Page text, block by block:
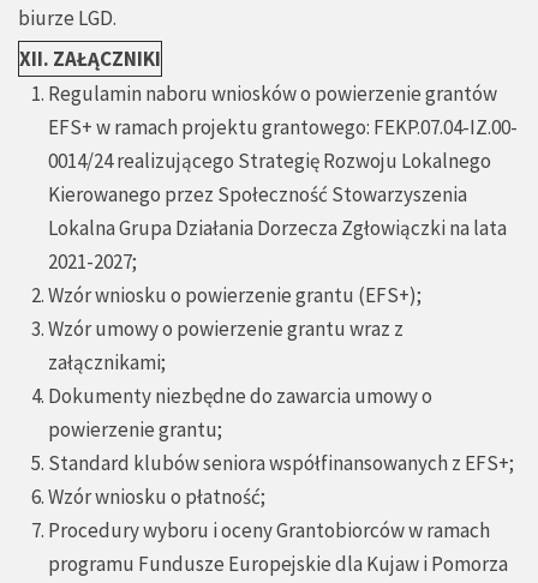
biurze LGD.
XII. ZAŁĄCZNIKI
Regulamin naboru wniosków o powierzenie grantów
EFS+ w ramach projektu grantowego: FEKP.07.04-IZ.00-
0014/24 realizującego Strategię Rozwoju Lokalnego
Kierowanego przez Społeczność Stowarzyszenia
Lokalna Grupa Działania Dorzecza Zgłowiączki na lata
2021-2027;
Wzór wniosku o powierzenie grantu (EFS+);
Wzór umowy o powierzenie grantu wraz z
załącznikami;
Dokumenty niezbędne do zawarcia umowy o
powierzenie grantu;
Standard klubów seniora współfinansowanych z EFS+;
Wzór wniosku o płatność;
Procedury wyboru i oceny Grantobiorców w ramach
programu Fundusze Europejskie dla Kujaw i Pomorza